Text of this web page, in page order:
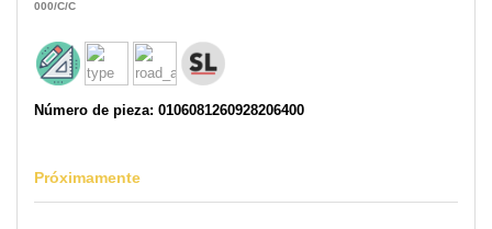
000/C/C
Número de pieza: 0106081260928206400
Próximamente